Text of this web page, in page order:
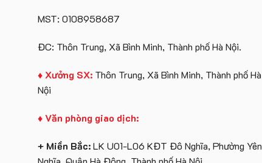
MST: 0108958687
ĐC: Thôn Trung, Xã Bình Minh, Thành phố Hà Nội.
♦ Xưởng SX: Thôn Trung, Xã Bình Minh, Thành phố Hà
Nội
♦ Văn phòng giao dịch:
+ Miền Bắc:LK U01-L06 KĐT Đô Nghĩa, Phường Yên